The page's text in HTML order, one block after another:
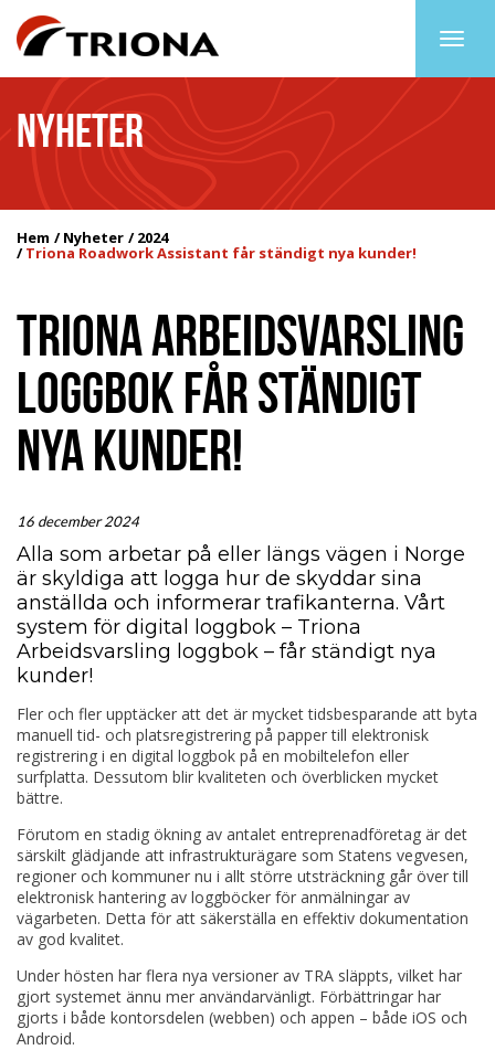
NYHETER
Hem Nyheter 2024
Triona Roadwork Assistant får ständigt nya kunder!
TRIONA ARBEIDSVARSLING
LOGGBOK FÅR STÄNDIGT
NYA KUNDER!
16 december 2024
Alla som arbetar på eller längs vägen i Norge
är skyldiga att logga hur de skyddar sina
anställda och informerar trafikanterna. Vårt
system för digital loggbok – Triona
Arbeidsvarsling loggbok – får ständigt nya
kunder!
Fler och fler upptäcker att det är mycket tidsbesparande att byta
manuell tid- och platsregistrering på papper till elektronisk
registrering i en digital loggbok på en mobiltelefon eller
surfplatta. Dessutom blir kvaliteten och överblicken mycket
bättre.
Förutom en stadig ökning av antalet entreprenadföretag är det
särskilt glädjande att infrastrukturägare som Statens vegvesen,
regioner och kommuner nu i allt större utsträckning går över till
elektronisk hantering av loggböcker för anmälningar av
vägarbeten. Detta för att säkerställa en effektiv dokumentation
av god kvalitet.
Under hösten har flera nya versioner av TRA släppts, vilket har
gjort systemet ännu mer användarvänligt. Förbättringar har
gjorts i både kontorsdelen (webben) och appen – både iOS och
Android.